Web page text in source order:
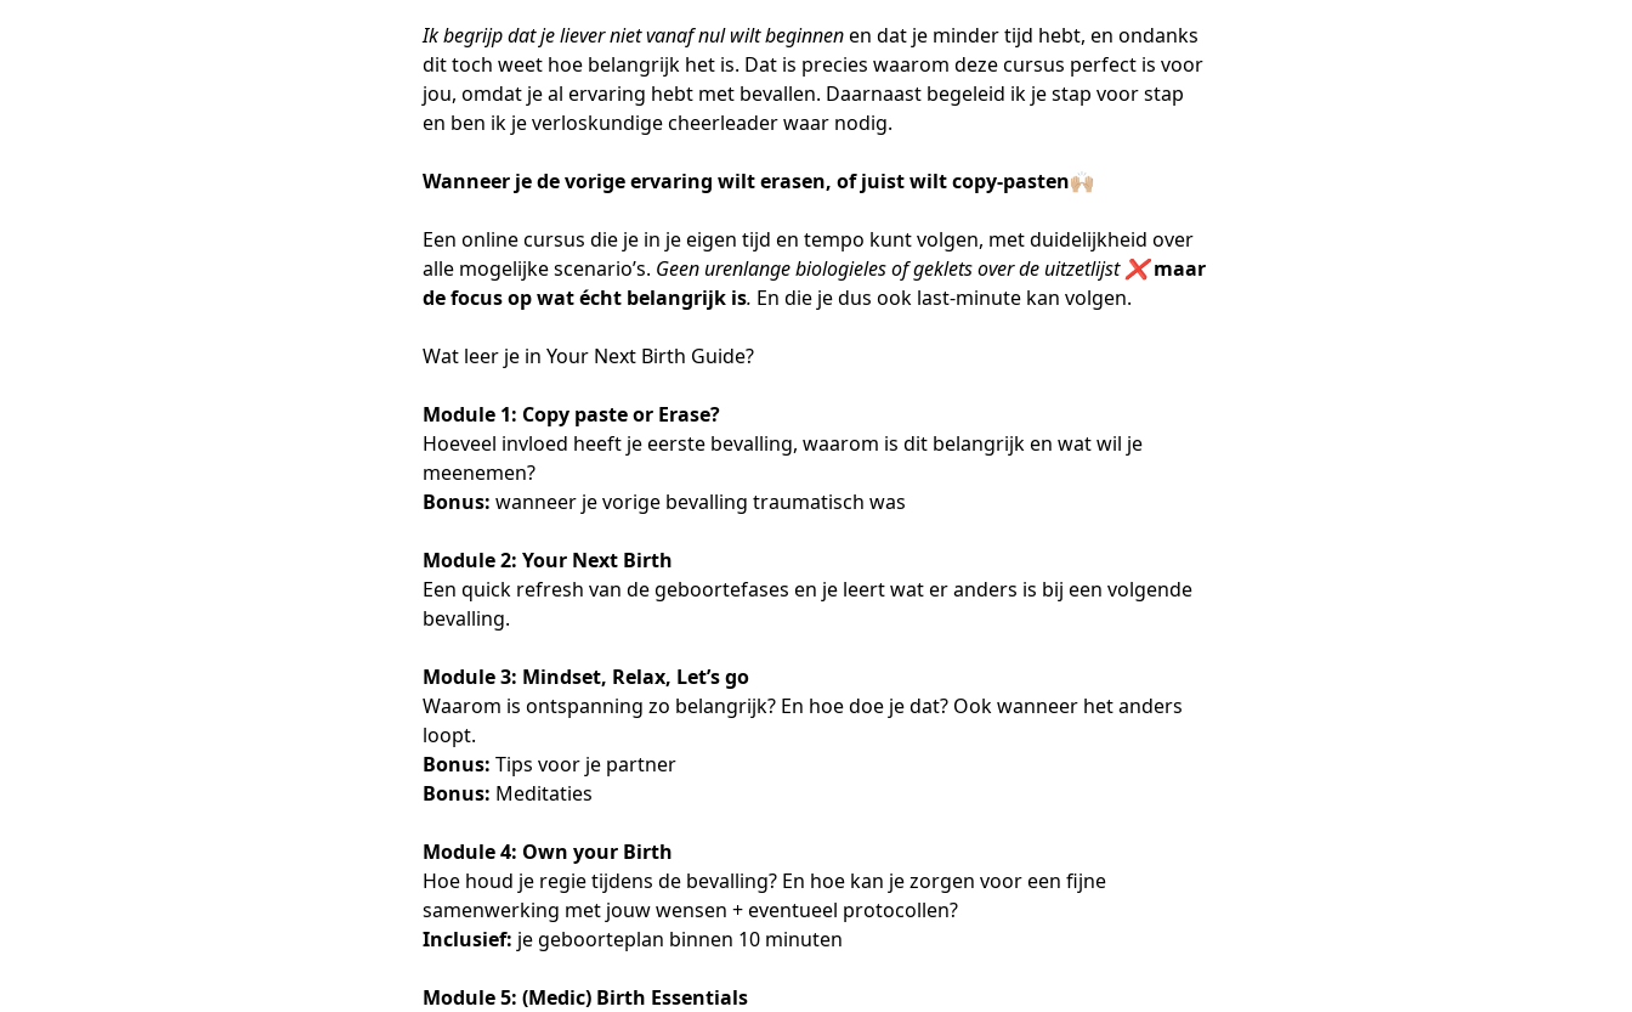
Ik begrijp dat je liever niet vanaf nul wilt beginnenen dat je minder tijd hebt, en ondanks
dit toch weet hoe belangrijk het is. Dat is precies waarom deze cursus perfect is voor
jou, omdat je al ervaring hebt met bevallen. Daarnaast begeleid ik je stap voor stap
en ben ik je verloskundige cheerleader waar nodig.
Wanneer je de vorige ervaring wilt erasen, of juist wilt copy-pasten🙌🏼
Een online cursus die je in je eigen tijd en tempo kunt volgen, met duidelijkheid over
alle mogelijke scenario’s. Geen urenlange biologieles of geklets over de uitzetlijst ❌maar
de focus op wat écht belangrijk is. En die je dus ook last-minute kan volgen.
Wat leer je in Your Next Birth Guide?
Module 1: Copy paste or Erase?
Hoeveel invloed heeft je eerste bevalling, waarom is dit belangrijk en wat wil je
meenemen?
Bonus: wanneer je vorige bevalling traumatisch was
Module 2: Your Next Birth
Een quick refresh van de geboortefases en je leert wat er anders is bij een volgende
bevalling.
Module 3: Mindset, Relax, Let’s go
Waarom is ontspanning zo belangrijk? En hoe doe je dat? Ook wanneer het anders
loopt.
Bonus: Tips voor je partner
Bonus: Meditaties
Module 4: Own your Birth
Hoe houd je regie tijdens de bevalling? En hoe kan je zorgen voor een fijne
samenwerking met jouw wensen + eventueel protocollen?
Inclusief: je geboorteplan binnen 10 minuten
Module 5: (Medic) Birth Essentials